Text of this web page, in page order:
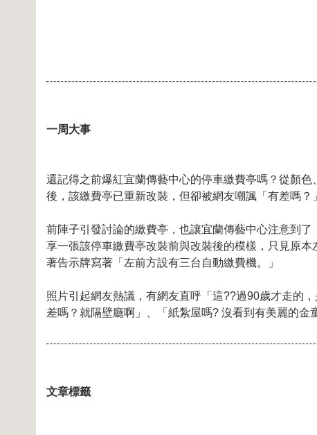
一周大事
還記得之前爆紅宜蘭傳藝中心的停車繳費亭嗎？從顏
後，該繳費亭已重新改裝，但卻被網友嘲諷「有差嗎？」
前陣子引發討論的繳費亭，也讓宜蘭傳藝中心注意到
享一張該停車繳費亭改裝前與改裝後的模樣，只見原
著告示牌寫著「左前方設有三台自動繳費機。」
照片引起網友熱議，有網友直呼「這??過90歲才走的
差嗎？就隔壁廳啊」、「紙紮屋嗎? 沒看到有美麗的金
文章標籤